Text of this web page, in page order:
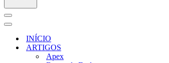
Menu
de
navegação
Menu
navegaçãoINÍCIO
ARTIGOS
Apex